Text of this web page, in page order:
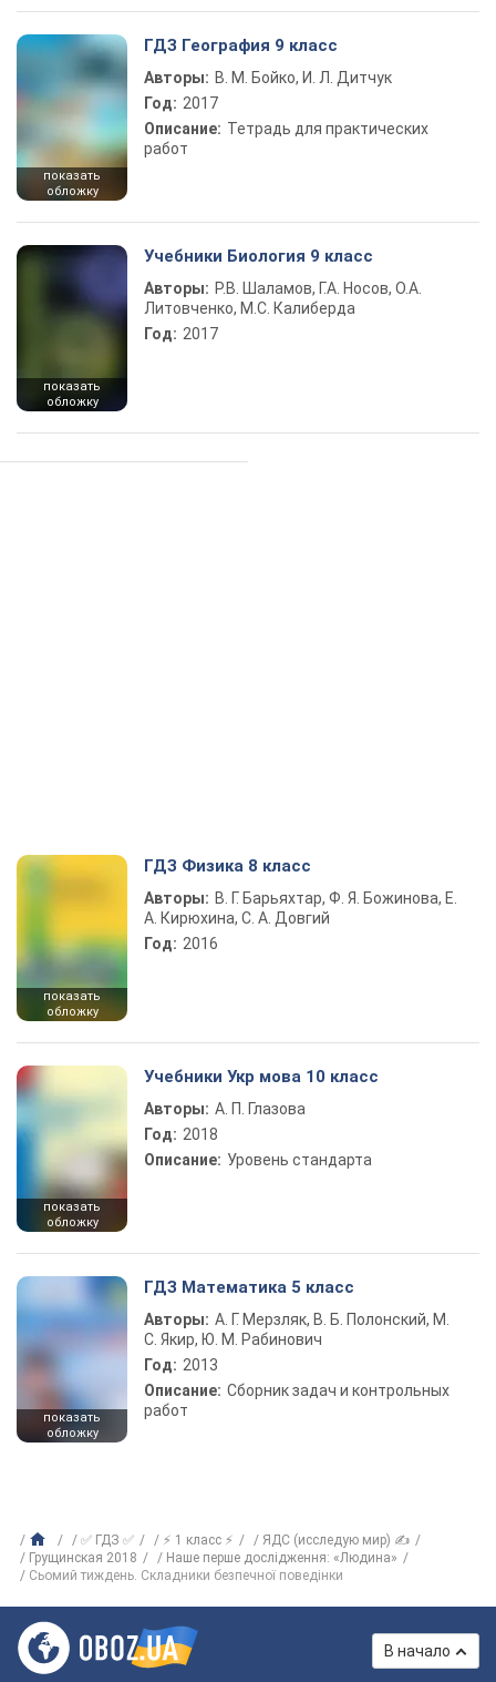
показать
обложку
ГДЗ География 9 класс
Авторы: В. М. Бойко, И. Л. Дитчук
Год: 2017
Описание: Тетрадь для практических
работ
показать
обложку
Учебники Биология 9 класс
Авторы: Р.В. Шаламов, Г.А. Носов, О.А.
Литовченко, М.С. Калиберда
Год: 2017
показать
обложку
ГДЗ Физика 8 класс
Авторы: В. Г. Барьяхтар, Ф. Я. Божинова, Е.
А. Кирюхина, С. А. Довгий
Год: 2016
показать
обложку
Учебники Укр мова 10 класс
Авторы: А. П. Глазова
Год: 2018
Описание: Уровень стандарта
показать
обложку
ГДЗ Математика 5 класс
Авторы: А. Г. Мерзляк, В. Б. Полонский, М.
С. Якир, Ю. М. Рабинович
Год: 2013
Описание: Сборник задач и контрольных
работ
✅ ГДЗ ✅ ⚡ 1 класс ⚡
ЯДС (исследую мир) ✍
Грущинская 2018
Наше перше дослідження: «Людина»
Сьомий тиждень. Складники безпечної поведінки
В начало